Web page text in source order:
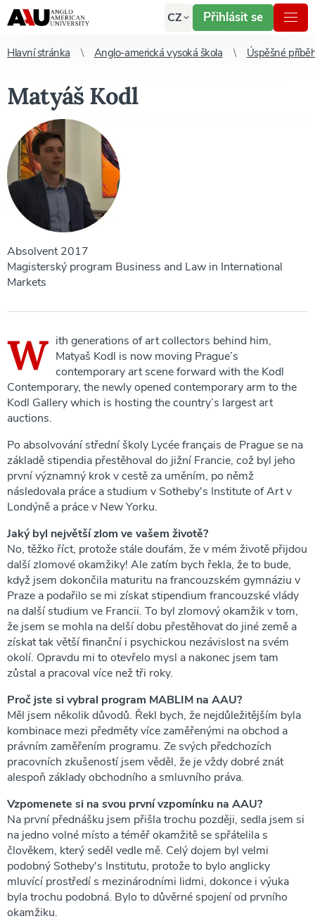
CZ Přihlásit se
Hlavní stránka Anglo-americká vysoká škola Úspěšné
Matyáš Kodl
Absolvent 2017
Magisterský program Business and Law in International
Markets
W ith generations of art collectors behind him,
Matyaš Kodl is now moving Prague’s
contemporary art scene forward with the Kodl
Contemporary, the newly opened contemporary arm to the
Kodl Gallery which is hosting the country’s largest art
auctions.
Po absolvování střední školy Lycée français de Prague se na
základě stipendia přestěhoval do jižní Francie, což byl jeho
první významný krok v cestě za uměním, po němž
následovala práce a studium v Sotheby's Institute of Art v
Londýně a práce v New Yorku.
Jaký byl největší zlom ve vašem životě?
No, těžko říct, protože stále doufám, že v mém životě přijdou
další zlomové okamžiky! Ale zatím bych řekla, že to bude,
když jsem dokončila maturitu na francouzském gymnáziu v
Praze a podařilo se mi získat stipendium francouzské vlády
na další studium ve Francii. To byl zlomový okamžik v tom,
že jsem se mohla na delší dobu přestěhovat do jiné země a
získat tak větší finanční i psychickou nezávislost na svém
okolí. Opravdu mi to otevřelo mysl a nakonec jsem tam
zůstal a pracoval více než tři roky.
Proč jste si vybral program MABLIM na AAU?
Měl jsem několik důvodů. Řekl bych, že nejdůležitějším byla
kombinace mezi předměty více zaměřenými na obchod a
právním zaměřením programu. Ze svých předchozích
pracovních zkušeností jsem věděl, že je vždy dobré znát
alespoň základy obchodního a smluvního práva.
Vzpomenete si na svou první vzpomínku na AAU?
Na první přednášku jsem přišla trochu později, sedla jsem si
na jedno volné místo a téměř okamžitě se spřátelila s
člověkem, který seděl vedle mě. Celý dojem byl velmi
podobný Sotheby's Institutu, protože to bylo anglicky
mluvící prostředí s mezinárodními lidmi, dokonce i výuka
byla trochu podobná. Bylo to důvěrné spojení od prvního
okamžiku.